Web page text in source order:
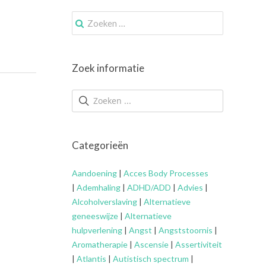
Zoek
naar:
Zoek informatie
Categorieën
Aandoening | Acces Body Processes
| Ademhaling | ADHD/ADD | Advies |
Alcoholverslaving | Alternatieve
geneeswijze | Alternatieve
hulpverlening | Angst | Angststoornis |
Aromatherapie | Ascensie | Assertiviteit
| Atlantis | Autistisch spectrum |